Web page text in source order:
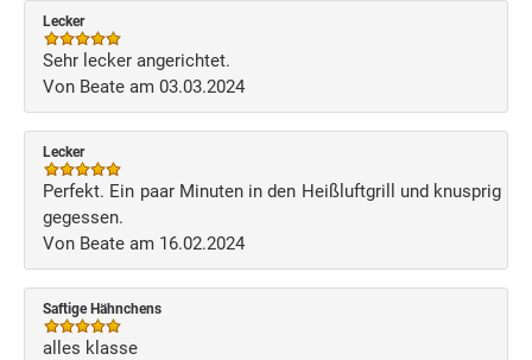
Lecker
Sehr lecker angerichtet.
Von Beate am 03.03.2024
Lecker
Perfekt. Ein paar Minuten in den Heißluftgrill und knusprig
gegessen.
Von Beate am 16.02.2024
Saftige Hähnchens
alles klasse